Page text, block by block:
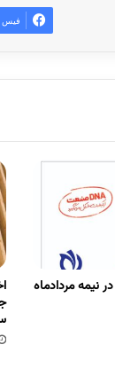
فیس
مجله بسپار شماره 286 در نیمه مردادماه